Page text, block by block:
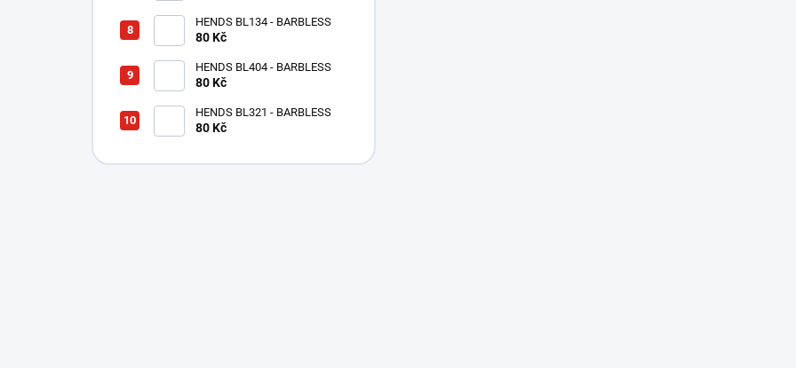
HENDS BL134 - BARBLESS
80 Kč
HENDS BL404 - BARBLESS
80 Kč
HENDS BL321 - BARBLESS
80 Kč